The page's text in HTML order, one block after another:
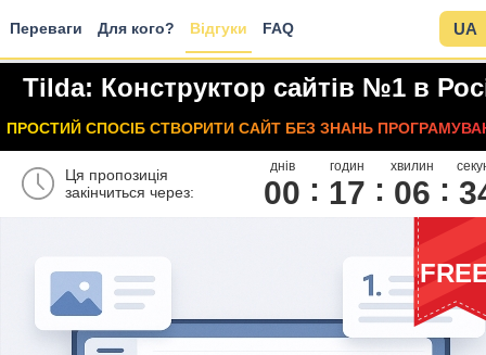
Переваги Для кого? Відгуки FAQ UA
Tilda: Конструктор сайтів №1 в
ПРОСТИЙ СПОСІБ СТВОРИТИ САЙТ БЕЗ ЗНАНЬ
Ця пропозиція
закінчиться через:
днів
00
годин
17
хвилин
06 3